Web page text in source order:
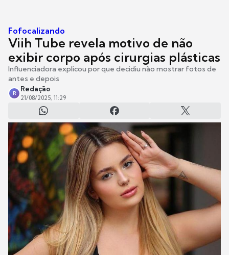
Fofocalizando
Viih Tube revela motivo de não
exibir corpo após cirurgias plásticas
Influenciadora explicou por que decidiu não mostrar fotos de
antes e depois
R
Redação
21/08/2025, 11:29